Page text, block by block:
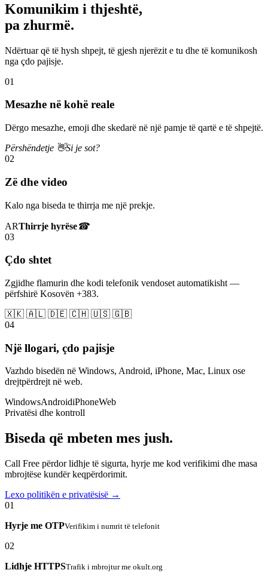
Komunikim i thjeshtë,
pa zhurmë.
Ndërtuar që të hysh shpejt, të gjesh njerëzit e tu dhe të komunikosh
nga çdo pajisje.
01
Mesazhe në kohë reale
Dërgo mesazhe, emoji dhe skedarë në një pamje të qartë e të shpejtë.
Përshëndetje 👋Si je sot?
02
Zë dhe video
Kalo nga biseda te thirrja me një prekje.
ARThirrje hyrëse☎
03
Çdo shtet
Zgjidhe flamurin dhe kodi telefonik vendoset automatikisht —
përfshirë Kosovën +383.
🇽🇰 🇦🇱 🇩🇪 🇨🇭 🇺🇸 🇬🇧
04
Një llogari, çdo pajisje
Vazhdo bisedën në Windows, Android, iPhone, Mac, Linux ose
drejtpërdrejt në web.
WindowsAndroidiPhoneWeb
Privatësi dhe kontroll
Biseda që mbeten mes jush.
Call Free përdor lidhje të sigurta, hyrje me kod verifikimi dhe masa
mbrojtëse kundër keqpërdorimit.
Lexo politikën e privatësisë →
01
Hyrje me OTPVerifikim i numrit të telefonit
02
Lidhje HTTPSTrafik i mbrojtur me okult.org